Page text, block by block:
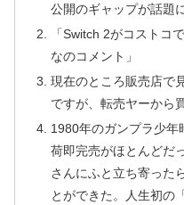
公開のギャップが話題
「Switch 2がコストコ
なのコメント」
現在のところ販売店で
ですが、転売ヤーから
1980年のガンプラ少年
荷即完売がほとんどだ
さんにふと立ち寄った
とができた。人生初の